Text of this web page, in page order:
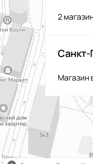
2
Санкт-
Магазин